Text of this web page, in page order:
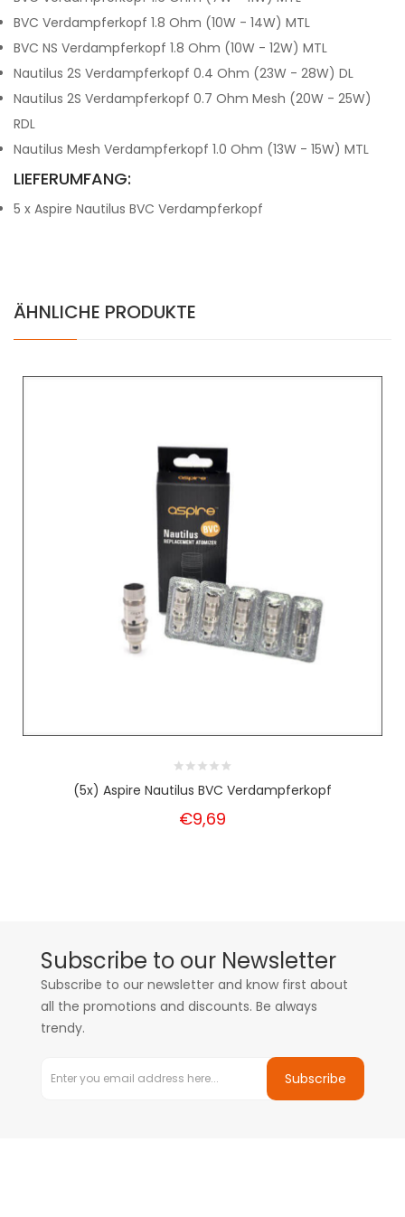
BVC Verdampferkopf 1.8 Ohm (10W - 14W) MTL
BVC NS Verdampferkopf 1.8 Ohm (10W - 12W) MTL
Nautilus 2S Verdampferkopf 0.4 Ohm (23W - 28W) DL
Nautilus 2S Verdampferkopf 0.7 Ohm Mesh (20W - 25W)
RDL
Nautilus Mesh Verdampferkopf 1.0 Ohm (13W - 15W) MTL
LIEFERUMFANG:
5 x Aspire Nautilus BVC Verdampferkopf
ÄHNLICHE PRODUKTE
(5x) Aspire Nautilus BVC Verdampferkopf
€9,69
Subscribe to our Newsletter
Subscribe to our newsletter and know first about
all the promotions and discounts. Be always
trendy.
Subscribe